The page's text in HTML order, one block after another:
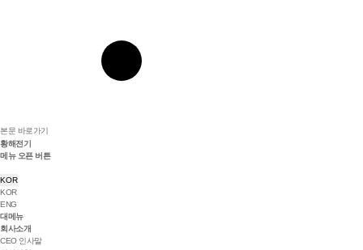
본문 바로가기
황해전기
메뉴 오픈 버튼
KOR
KOR
ENG
대메뉴
회사소개
CEO 인사말